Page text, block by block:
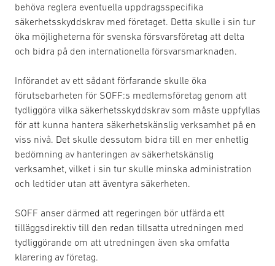
behöva reglera eventuella uppdragsspecifika
säkerhetsskyddskrav med företaget. Detta skulle i sin tur
öka möjligheterna för svenska försvarsföretag att delta
och bidra på den internationella försvarsmarknaden.
Införandet av ett sådant förfarande skulle öka
förutsebarheten för SOFF:s medlemsföretag genom att
tydliggöra vilka säkerhetsskyddskrav som måste uppfyllas
för att kunna hantera säkerhetskänslig verksamhet på en
viss nivå. Det skulle dessutom bidra till en mer enhetlig
bedömning av hanteringen av säkerhetskänslig
verksamhet, vilket i sin tur skulle minska administration
och ledtider utan att äventyra säkerheten.
SOFF anser därmed att regeringen bör utfärda ett
tilläggsdirektiv till den redan tillsatta utredningen med
tydliggörande om att utredningen även ska omfatta
klarering av företag.